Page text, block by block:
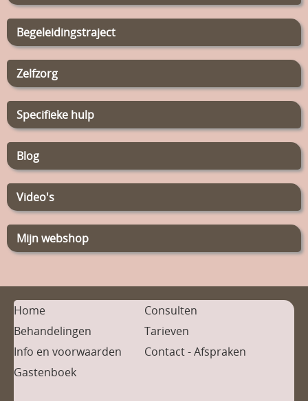
Begeleidingstraject
Zelfzorg
Specifieke hulp
Blog
Video's
Mijn webshop
Home
Consulten
Behandelingen
Tarieven
Info en voorwaarden
Contact - Afspraken
Gastenboek